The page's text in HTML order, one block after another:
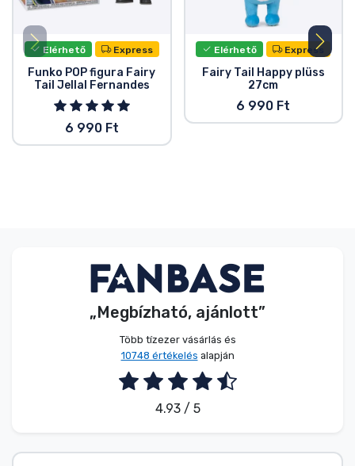
Elérhető Express
Funko POP figura Fairy
Tail Jellal Fernandes
6 990 Ft
Elérhető Express
Fairy Tail Happy plüss
27cm
6 990 Ft
„Megbízható, ajánlott”
Több tízezer vásárlás és
10748 értékelés alapján
4.93 / 5